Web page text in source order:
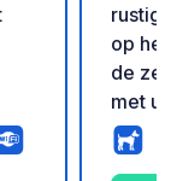
op
de
met
een